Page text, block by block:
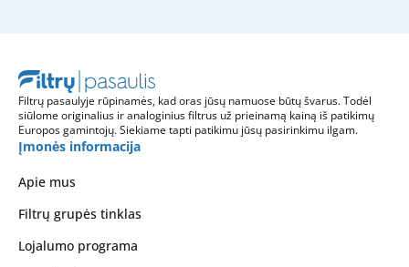
Filtrų pasaulyje rūpinamės, kad oras jūsų namuose būtų švarus. Todėl
siūlome originalius ir analoginius filtrus už prieinamą kainą iš patikimų
Europos gamintojų. Siekiame tapti patikimu jūsų pasirinkimu ilgam.
Įmonės informacija
Apie mus
Filtrų grupės tinklas
Lojalumo programa